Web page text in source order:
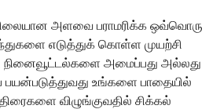
அளவை பராமரிக்க ஒவ்வொரு
எடுத்துக் கொள்ள முயற்சி
அமைப்பது அல்லது
உங்களை பாதையில்
விழுங்குவதில் சிக்கல்